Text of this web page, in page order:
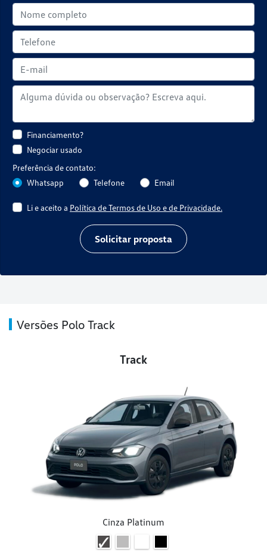
Financiamento?
Negociar usado
Preferência de contato:
Whatsapp
Telefone Email
Li e aceito a Política de Termos de Uso e de Privacidade.
Solicitar proposta
Versões Polo Track
Track
Cinza Platinum